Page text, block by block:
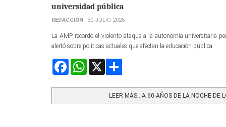
universidad pública
REDACCIÓN 30 JULIO 2026
La AMP recordó el violento ataque a la autonomía universitaria
alertó sobre políticas actuales que afectan la educación pública.
FacebookWhatsApp
LEER MÁS…A 60 AÑOS DE LA NOCHE DE